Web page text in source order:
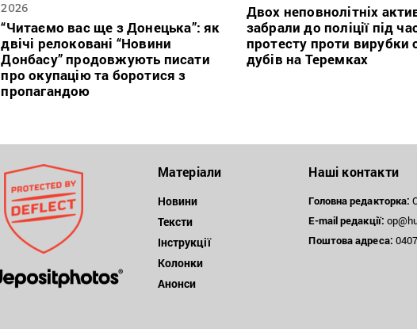
2026
“Читаємо вас ще з Донецька”: як
двічі релоковані “Новини
Донбасу” продовжують писати
про окупацію та боротися з
пропагандою
Двох неповнолітніх
забрали до поліції під
протесту проти вирубки
дубів на Теремках
Матеріали
Новини
Тексти
Інструкції
Колонки
Анонси
Наші контакти
Головна редакторка:
E-mail редакції:
Поштоваадреса: